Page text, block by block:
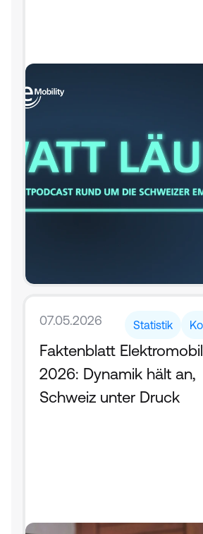
07.05.2026 Statistik
Faktenblatt
2026: Dynamik hält an,
Schweiz unter Druck